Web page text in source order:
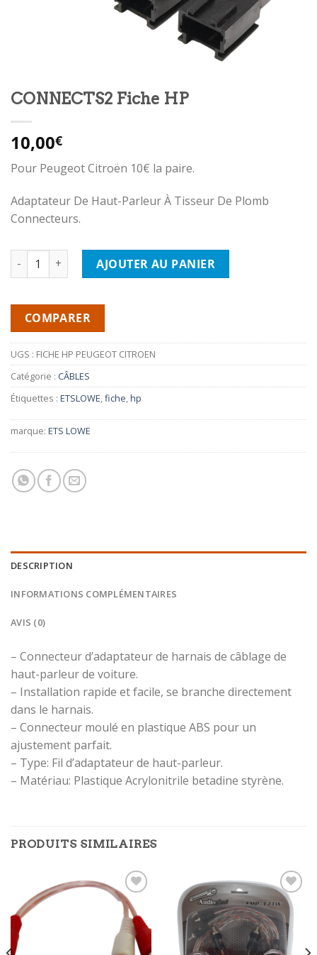
CONNECTS2 Fiche HP
10,00€
Pour Peugeot Citroën 10€ la paire.
Adaptateur De Haut-Parleur À Tisseur De Plomb
Connecteurs.
quantité de CONNECTS2 Fiche HP
AJOUTER AU PANIER
COMPARER
UGS : FICHE HP PEUGEOT CITROEN
Catégorie : CÂBLES
Étiquettes : ETSLOWE,fiche,hp
marque: ETS LOWE
DESCRIPTION
INFORMATIONS COMPLÉMENTAIRES
AVIS (0)
– Connecteur d’adaptateur de harnais de câblage de
haut-parleur de voiture.
– Installation rapide et facile, se branche directement
dans le harnais.
– Connecteur moulé en plastique ABS pour un
ajustement parfait.
– Type: Fil d’adaptateur de haut-parleur.
– Matériau: Plastique Acrylonitrile betadine styrène.
PRODUITS SIMILAIRES
Ajouter
à la
wishlist
Ajouter
à la
wishlist